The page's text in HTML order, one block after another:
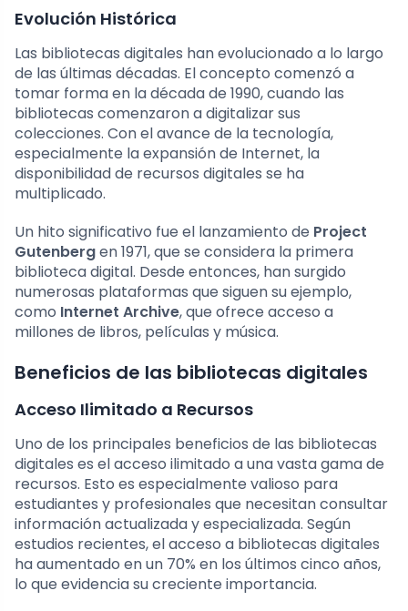
Evolución Histórica
Las bibliotecas digitales han evolucionado a lo largo
de las últimas décadas. El concepto comenzó a
tomar forma en la década de 1990, cuando las
bibliotecas comenzaron a digitalizar sus
colecciones. Con el avance de la tecnología,
especialmente la expansión de Internet, la
disponibilidad de recursos digitales se ha
multiplicado.
Un hito significativo fue el lanzamiento de Project
Gutenbergen 1971, que se considera la primera
biblioteca digital. Desde entonces, han surgido
numerosas plataformas que siguen su ejemplo,
como Internet Archive, que ofrece acceso a
millones de libros, películas y música.
Beneficios de las bibliotecas digitales
Acceso Ilimitado a Recursos
Uno de los principales beneficios de las bibliotecas
digitales es el acceso ilimitado a una vasta gama de
recursos. Esto es especialmente valioso para
estudiantes y profesionales que necesitan consultar
información actualizada y especializada. Según
estudios recientes, el acceso a bibliotecas digitales
ha aumentado en un 70% en los últimos cinco años,
lo que evidencia su creciente importancia.